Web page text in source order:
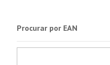
Procurar por EAN